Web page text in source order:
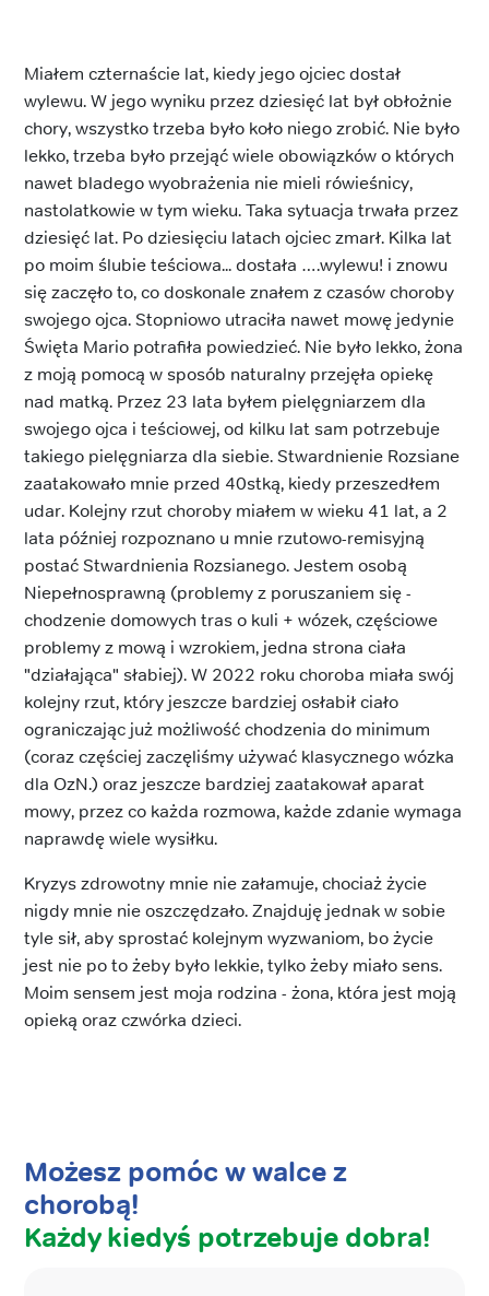
Miałem czternaście lat, kiedy jego ojciec dostał
wylewu. W jego wyniku przez dziesięć lat był obłożnie
chory, wszystko trzeba było koło niego zrobić. Nie było
lekko, trzeba było przejąć wiele obowiązków o których
nawet bladego wyobrażenia nie mieli rówieśnicy,
nastolatkowie w tym wieku. Taka sytuacja trwała przez
dziesięć lat. Po dziesięciu latach ojciec zmarł. Kilka lat
po moim ślubie teściowa... dostała ….wylewu! i znowu
się zaczęło to, co doskonale znałem z czasów choroby
swojego ojca. Stopniowo utraciła nawet mowę jedynie
Święta Mario potrafiła powiedzieć. Nie było lekko, żona
z moją pomocą w sposób naturalny przejęła opiekę
nad matką. Przez 23 lata byłem pielęgniarzem dla
swojego ojca i teściowej, od kilku lat sam potrzebuje
takiego pielęgniarza dla siebie. Stwardnienie Rozsiane
zaatakowało mnie przed 40stką, kiedy przeszedłem
udar. Kolejny rzut choroby miałem w wieku 41 lat, a 2
lata później rozpoznano u mnie rzutowo-remisyjną
postać Stwardnienia Rozsianego. Jestem osobą
Niepełnosprawną (problemy z poruszaniem się -
chodzenie domowych tras o kuli + wózek, częściowe
problemy z mową i wzrokiem, jedna strona ciała
"działająca" słabiej). W 2022 roku choroba miała swój
kolejny rzut, który jeszcze bardziej osłabił ciało
ograniczając już możliwość chodzenia do minimum
(coraz częściej zaczęliśmy używać klasycznego wózka
dla OzN.) oraz jeszcze bardziej zaatakował aparat
mowy, przez co każda rozmowa, każde zdanie wymaga
naprawdę wiele wysiłku.
Kryzys zdrowotny mnie nie załamuje, chociaż życie
nigdy mnie nie oszczędzało. Znajduję jednak w sobie
tyle sił, aby sprostać kolejnym wyzwaniom, bo życie
jest nie po to żeby było lekkie, tylko żeby miało sens.
Moim sensem jest moja rodzina - żona, która jest moją
opieką oraz czwórka dzieci.
Możesz pomóc w walce z
chorobą!
Każdy kiedyś potrzebuje dobra!